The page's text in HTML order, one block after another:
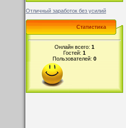
Отличный заработок без усилий
Статистика
Онлайн всего: 1
Гостей: 1
Пользователей: 0